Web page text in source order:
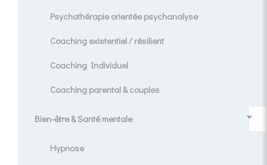
Psychothérapie orientée psychanalyse
Coaching existentiel / résilient
Coaching Individuel
Coaching parental & couples
Bien-être & Santé mentale
Hypnose